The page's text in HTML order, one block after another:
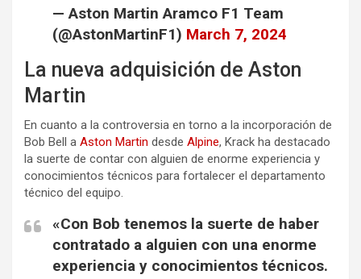
— Aston Martin Aramco F1 Team
(@AstonMartinF1) March 7, 2024
La nueva adquisición de Aston
Martin
En cuanto a la controversia en torno a la incorporación de
Bob Bell a Aston Martin desde Alpine, Krack ha destacado
la suerte de contar con alguien de enorme experiencia y
conocimientos técnicos para fortalecer el departamento
técnico del equipo.
«Con Bob tenemos la suerte de haber
contratado a alguien con una enorme
experiencia y conocimientos técnicos.